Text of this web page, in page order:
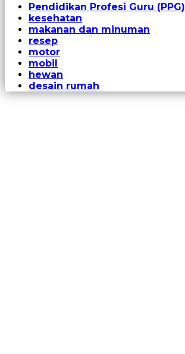
Pendidikan Profesi Guru (PPG)
kesehatan
makanan dan minuman
resep
motor
mobil
hewan
desain rumah